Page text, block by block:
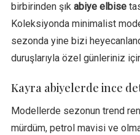
birbirinden şık abiye elbise
Koleksiyonda minimalist
sezonda yine bizi
duruşlarıyla özel günleriniz
Kayra abiyelerde ince
Modellerde sezonun trend
mürdüm, petrol mavisi ve